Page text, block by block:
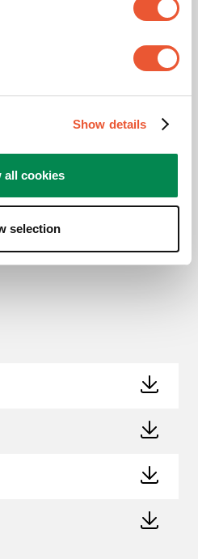
Show details
all cookies
selection
sichergestellt, dass das
den USA als zuverlässige
angesehen wird.